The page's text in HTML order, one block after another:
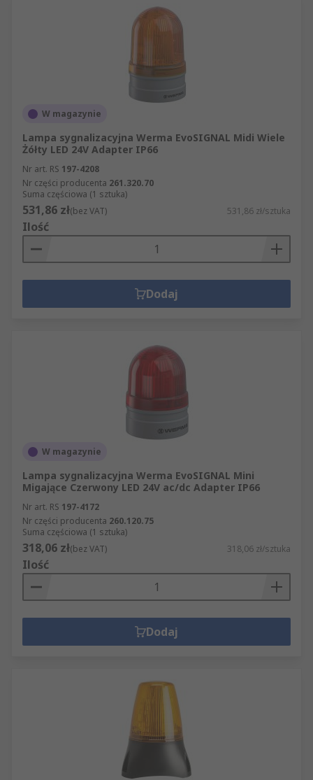
W magazynie
Lampa sygnalizacyjna Werma EvoSIGNAL Midi Wiele
Żółty LED 24V Adapter IP66
Nr art. RS 197-4208
Nr części producenta 261.320.70
Suma częściowa (1 sztuka)
531,86 zł(bez VAT) 531,86 zł/sztuka
Ilość
Dodaj
W magazynie
Lampa sygnalizacyjna Werma EvoSIGNAL Mini
Migające Czerwony LED 24V ac/dc Adapter IP66
Nr art. RS 197-4172
Nr części producenta 260.120.75
Suma częściowa (1 sztuka)
318,06 zł(bez VAT) 318,06 zł/sztuka
Ilość
Dodaj